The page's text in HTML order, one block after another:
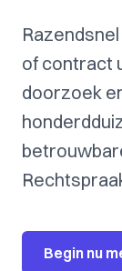
of contract
doorzoek
Begin nu